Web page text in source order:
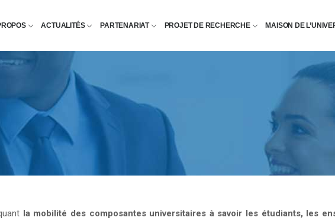
ACTUALITÉS PARTENARIAT PROJET DE RECHERCHE MAISON DE
la mobilité des composantes universitaires à savoir les étudiants, les